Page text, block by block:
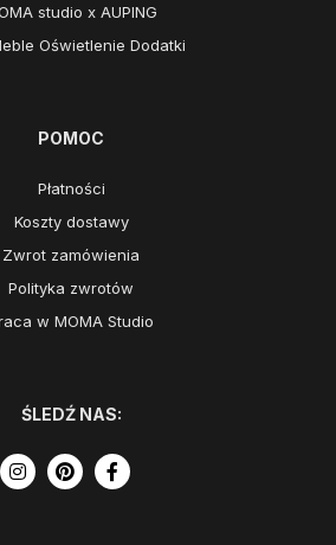
studio x AUPING
Oświetlenie Dodatki
POMOC
Płatności
Koszty dostawy
Zwrot zamówienia
Polityka zwrotów
w MOMA Studio
ŚLEDŹ NAS: